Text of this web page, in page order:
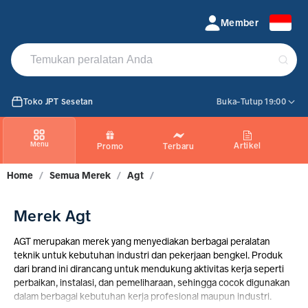
Member
Toko JPT Sesetan Buka-Tutup 19:00
Menu Promo Terbaru Artikel
Home / Semua Merek / Agt /
Merek Agt
AGT merupakan merek yang menyediakan berbagai peralatan
teknik untuk kebutuhan industri dan pekerjaan bengkel. Produk
dari brand ini dirancang untuk mendukung aktivitas kerja seperti
perbaikan, instalasi, dan pemeliharaan, sehingga cocok digunakan
dalam berbagai kebutuhan kerja profesional maupun industri.